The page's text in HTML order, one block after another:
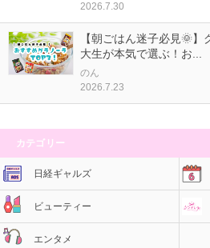
2026.7.30
【朝ごはん迷子必見🌞
大生が本気で選ぶ！お...
のん
2026.7.23
カテゴリー
日経ギャルズ
ビューティー
エンタメ